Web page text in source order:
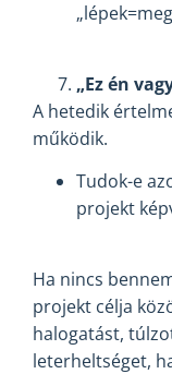
„Ez én
A hetedik
működik.
Tudok-e
projekt
Ha nincs
projekt célja
halogatást,
leterheltséget,